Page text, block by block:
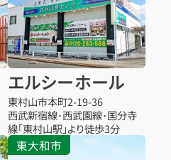
エルシーホール
東村山市本町2-19-36
西武新宿線･西武園線･国分寺
線「東村山駅」より徒歩3分
東大和市